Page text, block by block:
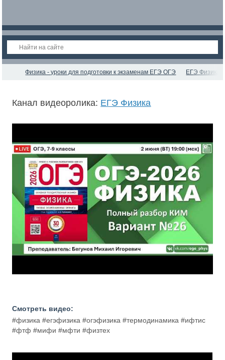
Физика - уроки для подготовки к экзаменам ЕГЭ ОГЭ ЕГЭ Физика
Канал видеоролика: ЕГЭ Физика
Смотреть видео:
#физика #егэфизика #огэфизика #термодинамика #ифтис
#фтф #мифи #мфти #физтех